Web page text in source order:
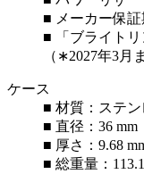
■ メーカー保
■ 「ブライト
（∗2027年3月
ケース
■ 材質：ステ
■ 直径：36 mm
■ 厚さ：9.68
■ 総重量：